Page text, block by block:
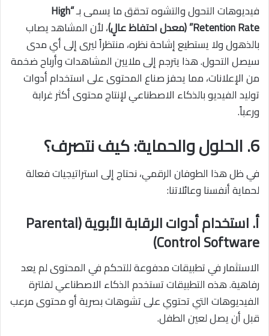
فيديوهات التحول والتشوه تحقق ما يسمى بـ“High
Retention Rate” (معدل احتفاظ عالٍ)
، لأن المشاهد يصاب
بالذهول ولا يستطيع إشاحة نظره، منتظراً ليرى إلى أي مدى
سيصل التحول. هذا يترجم إلى ملايين المشاهدات وأرباح ضخمة
من الإعلانات، مما يحفز صناع المحتوى على استخدام أدوات
توليد الفيديو بالذكاء الاصطناعيلإنتاج محتوى أكثر غرابة
ورعباً.
6. الحلول والحماية: كيف نتصرف؟
في ظل هذا الطوفان الرقمي، نحتاج إلى استراتيجيات فعالة
لحماية أنفسنا وعائلاتنا:
أ. استخدام أدوات الرقابة الأبوية (Parental
Control Software)
الاستثمار في تطبيقات مدفوعة للتحكم في المحتوى لم يعد
رفاهية. هذه التطبيقات تستخدم الذكاء الاصطناعي لفلترة
الفيديوهات التي تحتوي على تشوهات بصرية أو محتوى مرعب
قبل أن يصل لعين الطفل.